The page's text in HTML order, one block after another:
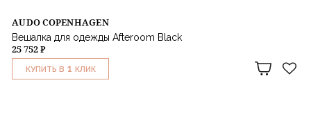
AUDO COPENHAGEN
Вешалка для одежды Afteroom Black
25 752 ₽
КУПИТЬ В 1 КЛИК